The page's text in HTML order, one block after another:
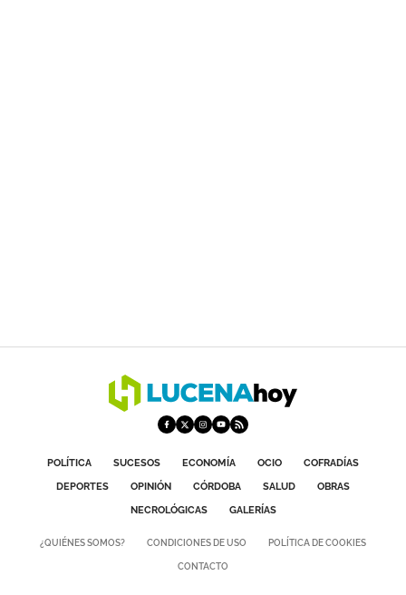
POLÍTICA SUCESOS ECONOMÍA OCIO
COFRADÍAS
DEPORTES
OPINIÓN CÓRDOBA SALUD
OBRAS
NECROLÓGICAS
GALERÍAS
¿QUIÉNES SOMOS? CONDICIONES DE USO POLÍTICA DE COOKIES
CONTACTO